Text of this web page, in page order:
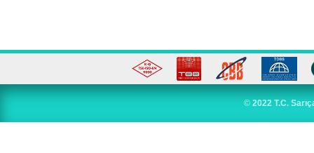
©2022 T.C.